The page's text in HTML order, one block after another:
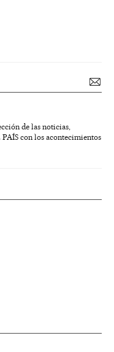
de las noticias,
con los acontecimientos